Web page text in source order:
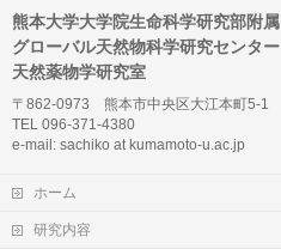
熊本大学大学院生命科学研究部附属
グローバル天然物科学研究センター
天然薬物学研究室
〒862-0973 熊本市中央区大江本町5-1
TEL 096-371-4380
e-mail: sachiko at kumamoto-u.ac.jp
ホーム
研究内容